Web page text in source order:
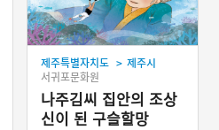
제주특별자치도 > 제주시
서귀포문화원
나주김씨 집안의 조상
신이 된 구슬할망